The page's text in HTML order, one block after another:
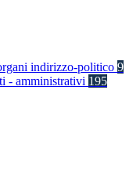
indirizzo-politico 9
- amministrativi 195